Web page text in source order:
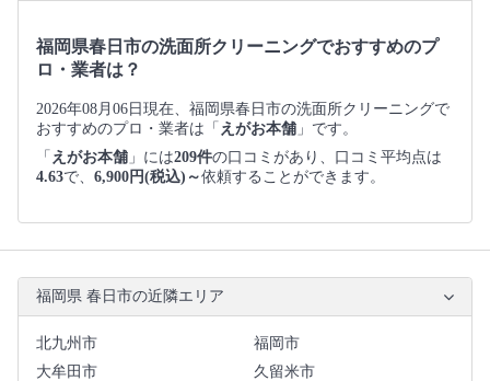
福岡県春日市の洗面所クリーニングでおすすめのプ
ロ・業者は？
2026年08月06日現在、福岡県春日市の洗面所クリーニングで
おすすめのプロ・業者は「 えがお本舗 」です。
「 えがお本舗 」には209件の口コミがあり、口コミ平均点は
4.63で、 6,900円(税込)～依頼することができます。
福岡県 春日市の近隣エリア
北九州市
福岡市
大牟田市
久留米市